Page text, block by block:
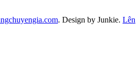
. Design by Junkie. Lên